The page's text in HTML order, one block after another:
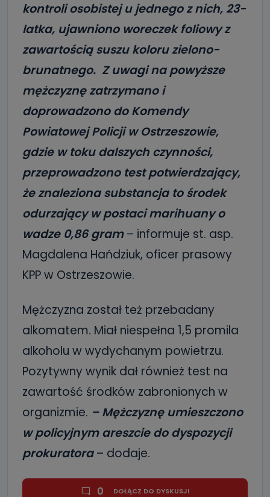
kontroli osobistej u jednego z nich, 23-
latka, ujawniono woreczek foliowy z
zawartością suszu koloru zielono-
brunatnego. Z uwagi na powyższe
mężczyznę zatrzymano i
doprowadzono do Komendy
Powiatowej Policji w Ostrzeszowie,
gdzie w toku dalszych czynności,
przeprowadzono test potwierdzający,
że znaleziona substancja to środek
odurzający w postaci marihuany o
wadze 0,86 gram– informuje st. asp.
Magdalena Hańdziuk, oficer prasowy
KPP w Ostrzeszowie.
Mężczyzna został też przebadany
alkomatem. Miał niespełna 1,5 promila
alkoholu w wydychanym powietrzu.
Pozytywny wynik dał również test na
zawartość środków zabronionych w
organizmie. –Mężczyznę umieszczono
w policyjnym areszcie do dyspozycji
prokuratora– dodaje.
0 DOŁĄCZ DO DYSKUSJI